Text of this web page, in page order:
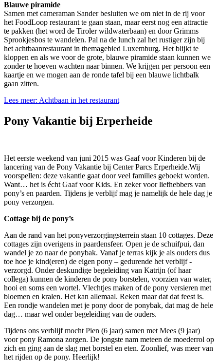
Blauwe piramide
Samen met cameraman Sander besluiten we om niet in de rij voor
het FoodLoop restaurant te gaan staan, maar eerst nog een attractie
te pakken (het word de Tiroler wildwaterbaan) en door Grimms
Sprookjesbos te wandelen. Pal na de lunch zal het rustiger zijn bij
het achtbaanrestaurant in themagebied Luxemburg. Het blijkt te
kloppen en als we voor de grote, blauwe piramide staan kunnen we
zonder te hoeven wachten naar binnen. We krijgen per persoon een
kaartje en we mogen aan de ronde tafel bij een blauwe lichtbalk
gaan zitten.
Lees meer: Achtbaan in het restaurant
Pony Vakantie bij Erperheide
Het eerste weekend van juni 2015 was Gaaf voor Kinderen bij de
lancering van de Pony Vakantie bij Center Parcs Erperheide.Wij
voorspellen: deze vakantie gaat door veel families geboekt worden.
Want… het is écht Gaaf voor Kids. En zeker voor liefhebbers van
pony’s en paarden. Tijdens je verblijf mag je namelijk de hele dag je
pony verzorgen.
Cottage bij de pony’s
Aan de rand van het ponyverzorgingsterrein staan 10 cottages. Deze
cottages zijn overigens in paardensfeer. Open je de schuifpui, dan
wandel je zo naar de ponybak. Vanaf je terras kijk je als ouders dus
toe hoe je kind(eren) de eigen pony – gedurende het verblijf -
verzorgd. Onder deskundige begeleiding van Katrijn (of haar
collega) kunnen de kinderen de pony borstelen, voorzien van water,
hooi en soms een wortel. Vlechtjes maken of de pony versieren met
bloemen en kralen. Het kan allemaal. Reken maar dat dat feest is.
Een rondje wandelen met je pony door de ponybak, dat mag de hele
dag… maar wel onder begeleiding van de ouders.
Tijdens ons verblijf mocht Pien (6 jaar) samen met Mees (9 jaar)
voor pony Ramona zorgen. De jongste nam meteen de moederrol op
zich en ging aan de slag met borstel en eten. Zoonlief, was meer van
het rijden op de pony. Heerlijk!